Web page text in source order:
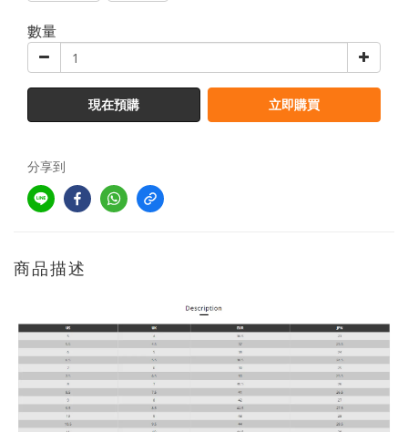
數量
現在預購 立即購買
分享到
商品描述